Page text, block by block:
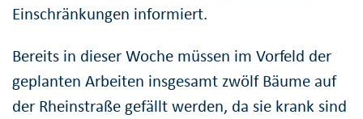
Einschränkungen informiert.
Bereits in dieser Woche müssen im Vorfeld der
geplanten Arbeiten insgesamt zwölf Bäume auf
der Rheinstraße gefällt werden, da sie krank sind